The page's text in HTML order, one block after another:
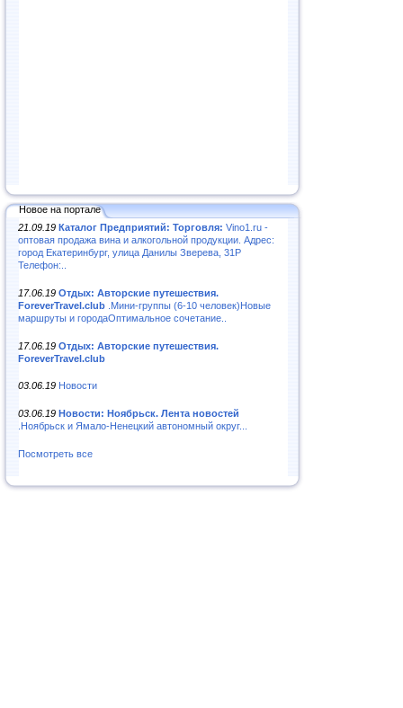
Новое на портале
21.09.19 Каталог Предприятий: Торговля: Vino1.ru -
оптовая продажа вина и алкогольной продукции. Адрес:
город Екатеринбург, улица Данилы Зверева, 31Р
Телефон:..
17.06.19 Отдых: Авторские путешествия.
ForeverTravel.club .Мини-группы (6-10 человек)Новые
маршруты и городаОптимальное сочетание..
17.06.19 Отдых: Авторские путешествия.
ForeverTravel.club
03.06.19 Новости
03.06.19 Новости: Ноябрьск. Лента новостей
.Ноябрьск и Ямало-Ненецкий автономный округ...
Посмотреть все